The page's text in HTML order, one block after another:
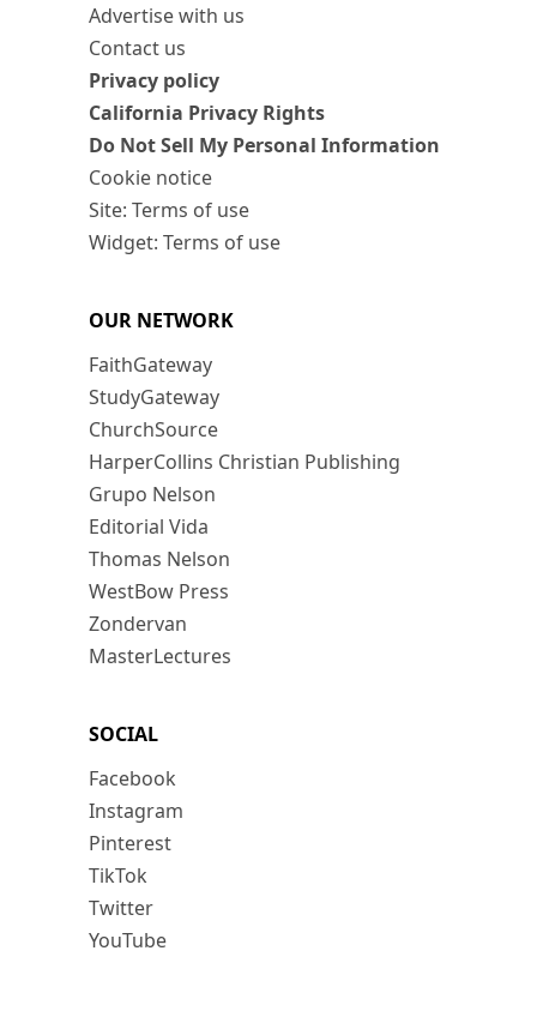
Advertise with us
Contact us
Privacy policy
California Privacy Rights
Do Not Sell My Personal Information
Cookie notice
Site: Terms of use
Widget: Terms of use
OUR NETWORK
FaithGateway
StudyGateway
ChurchSource
HarperCollins Christian Publishing
Grupo Nelson
Editorial Vida
Thomas Nelson
WestBow Press
Zondervan
MasterLectures
SOCIAL
Facebook
Instagram
Pinterest
TikTok
Twitter
YouTube